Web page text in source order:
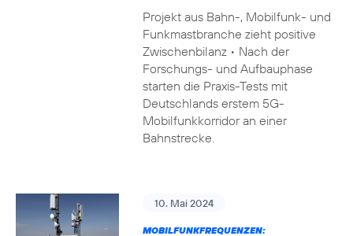
Projekt aus Bahn-, Mobilfunk- und
Funkmastbranche zieht positive
Zwischenbilanz • Nach der
Forschungs- und Aufbauphase
starten die Praxis-Tests mit
Deutschlands erstem 5G-
Mobilfunkkorridor an einer
Bahnstrecke.
10. Mai 2024
MOBILFUNKFREQUENZEN: